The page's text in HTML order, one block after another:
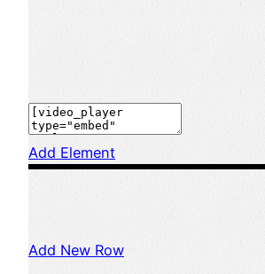
Add Element
Add New Row